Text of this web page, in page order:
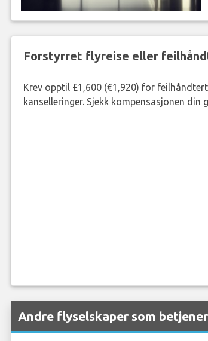
Forstyrret flyreise eller
Krev opptil £1,600 (€1,920) for
kanselleringer. Sjekk kompensasjonen din
Andre flyselskaper som